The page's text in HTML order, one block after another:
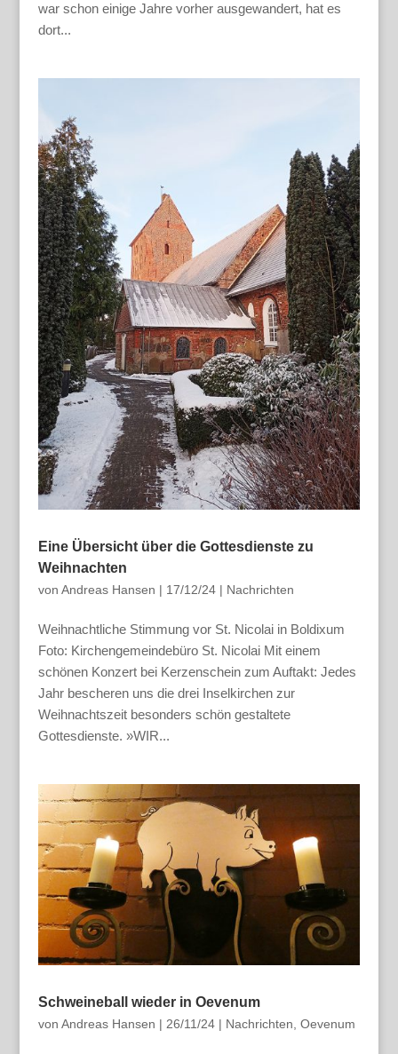
war schon einige Jahre vorher ausgewandert, hat es
dort...
Eine Übersicht über die Gottesdienste zu
Weihnachten
von Andreas Hansen | 17/12/24| Nachrichten
Weihnachtliche Stimmung vor St. Nicolai in Boldixum
Foto: Kirchengemeindebüro St. Nicolai Mit einem
schönen Konzert bei Kerzenschein zum Auftakt: Jedes
Jahr bescheren uns die drei Inselkirchen zur
Weihnachtszeit besonders schön gestaltete
Gottesdienste. »WIR...
Schweineball wieder in Oevenum
von Andreas Hansen | 26/11/24| Nachrichten Oevenum